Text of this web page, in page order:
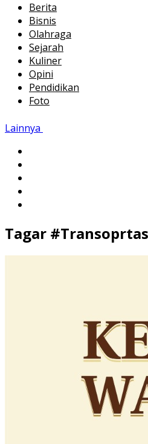
Berita
Bisnis
Olahraga
Sejarah
Kuliner
Opini
Pendidikan
Foto
Lainnya
Tagar #